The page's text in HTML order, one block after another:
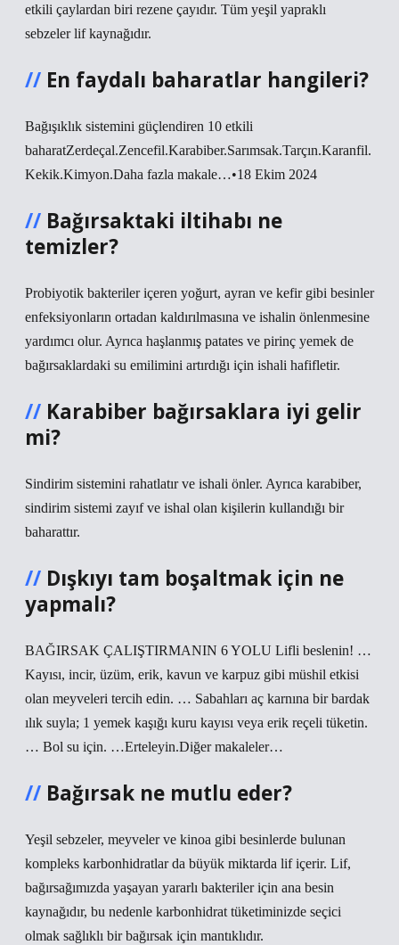
etkili çaylardan biri rezene çayıdır. Tüm yeşil yapraklı
sebzeler lif kaynağıdır.
En faydalı baharatlar hangileri?
Bağışıklık sistemini güçlendiren 10 etkili
baharatZerdeçal.Zencefil.Karabiber.Sarımsak.Tarçın.Karanfil.
Kekik.Kimyon.Daha fazla makale…•18 Ekim 2024
Bağırsaktaki iltihabı ne
temizler?
Probiyotik bakteriler içeren yoğurt, ayran ve kefir gibi besinler
enfeksiyonların ortadan kaldırılmasına ve ishalin önlenmesine
yardımcı olur. Ayrıca haşlanmış patates ve pirinç yemek de
bağırsaklardaki su emilimini artırdığı için ishali hafifletir.
Karabiber bağırsaklara iyi gelir
mi?
Sindirim sistemini rahatlatır ve ishali önler. Ayrıca karabiber,
sindirim sistemi zayıf ve ishal olan kişilerin kullandığı bir
baharattır.
Dışkıyı tam boşaltmak için ne
yapmalı?
BAĞIRSAK ÇALIŞTIRMANIN 6 YOLU Lifli beslenin! …
Kayısı, incir, üzüm, erik, kavun ve karpuz gibi müshil etkisi
olan meyveleri tercih edin. … Sabahları aç karnına bir bardak
ılık suyla; 1 yemek kaşığı kuru kayısı veya erik reçeli tüketin.
… Bol su için. …Erteleyin.Diğer makaleler…
Bağırsak ne mutlu eder?
Yeşil sebzeler, meyveler ve kinoa gibi besinlerde bulunan
kompleks karbonhidratlar da büyük miktarda lif içerir. Lif,
bağırsağımızda yaşayan yararlı bakteriler için ana besin
kaynağıdır, bu nedenle karbonhidrat tüketiminizde seçici
olmak sağlıklı bir bağırsak için mantıklıdır.